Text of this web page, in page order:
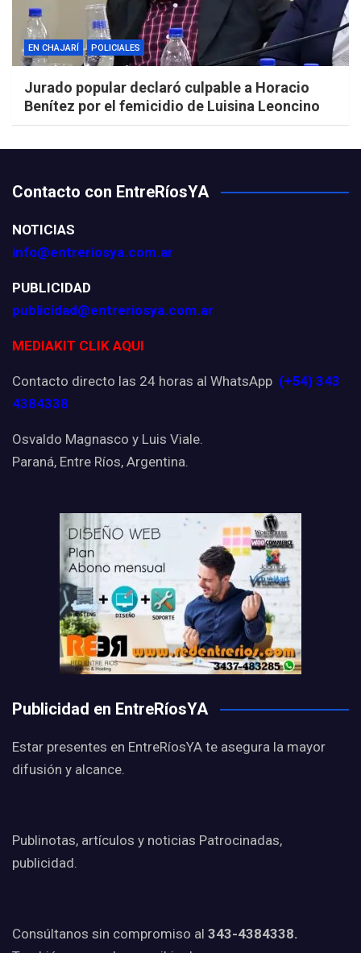
EN CHAJARÍ POLICIALES
Jurado popular declaró culpable a Horacio
Benítez por el femicidio de Luisina Leoncino
Contacto con EntreRíosYA
NOTICIAS
info@entreriosya.com.ar
PUBLICIDAD
publicidad@entreriosya.com.ar
MEDIAKIT CLIK AQUI
Contacto directo las 24 horas al WhatsApp (+54) 343
4384338
Osvaldo Magnasco y Luis Viale.
Paraná, Entre Ríos, Argentina.
Publicidad en EntreRíosYA
Estar presentes en EntreRíosYA te asegura la mayor
difusión y alcance.
Publinotas, artículos y noticias Patrocinadas,
publicidad.
Consúltanos sin compromiso al 343-4384338.